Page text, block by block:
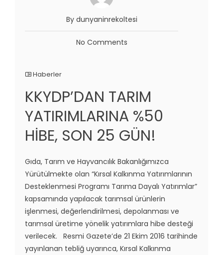
By dunyaninrekoltesi
No Comments
Haberler
KKYDP’DAN TARIM
YATIRIMLARINA %50
HİBE, SON 25 GÜN!
Gıda, Tarım ve Hayvancılık Bakanlığımızca
Yürütülmekte olan “Kırsal Kalkınma Yatırımlarının
Desteklenmesi Programı Tarıma Dayalı Yatırımlar”
kapsamında yapılacak tarımsal ürünlerin
işlenmesi, değerlendirilmesi, depolanması ve
tarımsal üretime yönelik yatırımlara hibe desteği
verilecek. Resmi Gazete’de 21 Ekim 2016 tarihinde
yayınlanan tebliğ uyarınca, Kırsal Kalkınma